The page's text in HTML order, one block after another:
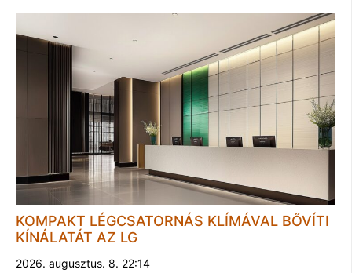
KOMPAKT LÉGCSATORNÁS KLÍMÁVAL BŐVÍTI
KÍNÁLATÁT AZ LG
2026. augusztus. 8. 22:14